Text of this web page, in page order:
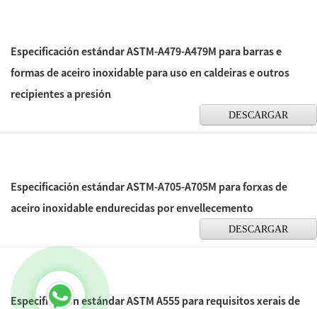
Especificación estándar ASTM-A479-A479M para barras e
formas de aceiro inoxidable para uso en caldeiras e outros
recipientes a presión
DESCARGAR
Especificación estándar ASTM-A705-A705M para forxas de
aceiro inoxidable endurecidas por envellecemento
DESCARGAR
Especificación estándar ASTM A555 para requisitos xerais de